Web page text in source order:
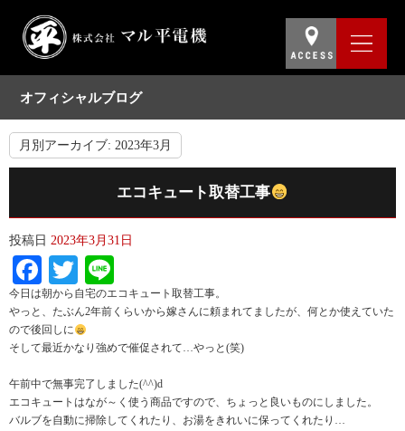
オフィシャルブログ
月別アーカイブ: 2023年3月
エコキュート取替工事
投稿日 2023年3月31日
Facebook
Twitter
今日は朝から自宅のエコキュート取替工事。
やっと、たぶん2年前くらいから嫁さんに頼まれてましたが、何とか使えていた
ので後回しに
そして最近かなり強めで催促されて…やっと(笑)
午前中で無事完了しました(^^)d
エコキュートはなが～く使う商品ですので、ちょっと良いものにしました。
バルブを自動に掃除してくれたり、お湯をきれいに保ってくれたり…